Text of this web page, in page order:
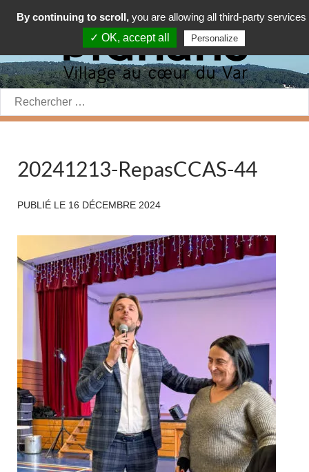
Rechercher:
20241213-RepasCCAS-44
PUBLIÉ LE 16 DÉCEMBRE 2024
By continuing to scroll, you are allowing all third-party services
✓ OK, accept all
Personalize